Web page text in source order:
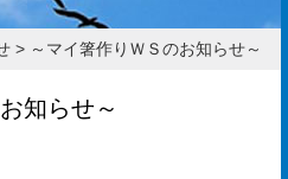
い
> ～マイ箸作りＷＳのお知らせ～
知らせ～